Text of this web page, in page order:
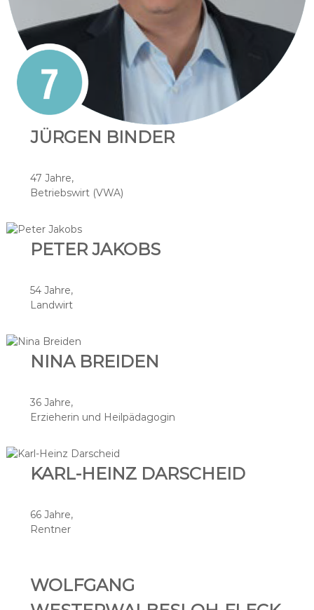
JÜRGEN BINDER
47 Jahre,
Betriebswirt (VWA)
PETER JAKOBS
54 Jahre,
Landwirt
NINA BREIDEN
36 Jahre,
Erzieherin und Heilpädagogin
KARL-HEINZ DARSCHEID
66 Jahre,
Rentner
WOLFGANG